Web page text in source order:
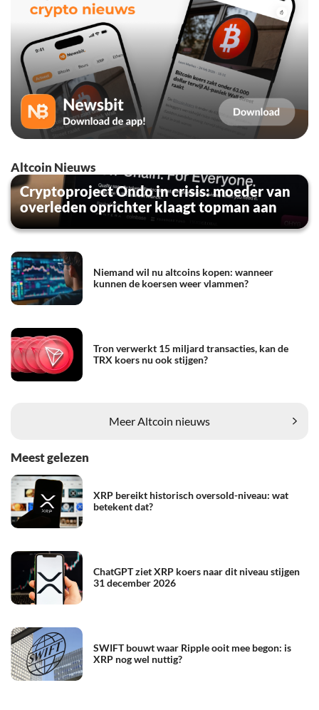
Altcoin Nieuws
Cryptoproject Ondo in crisis: moeder van
overleden oprichter klaagt topman aan
Niemand wil nu altcoins kopen: wanneer
kunnen de koersen weer vlammen?
Tron verwerkt 15 miljard transacties, kan de
TRX koers nu ook stijgen?
Meer Altcoin nieuws
Meest gelezen
XRP bereikt historisch oversold-niveau: wat
betekent dat?
ChatGPT ziet XRP koers naar dit niveau stijgen
31 december 2026
SWIFT bouwt waar Ripple ooit mee begon: is
XRP nog wel nuttig?